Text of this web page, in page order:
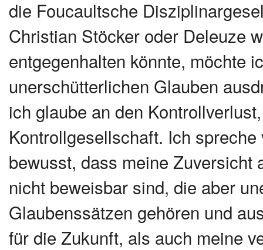
die Foucaultsche
Christian Stöcker oder Deleuze
entgegenhalten könnte, möchte
unerschütterlichen Glauben
ich glaube an den
Kontrollgesellschaft. Ich
bewusst, dass meine
nicht beweisbar sind, die aber
Glaubenssätzen gehören und
für die Zukunft, als auch meine